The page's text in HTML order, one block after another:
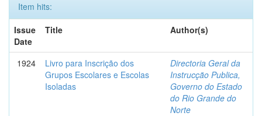
Item hits:
Issue
Date
Title Author(s)
1924
Livro para Inscrição dos
Grupos Escolares e Escolas
Isoladas
Directoria Geral da
Instrucção Publica,
Governo do Estado
do Rio Grande do
Norte